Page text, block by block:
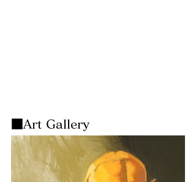
■Art Gallery